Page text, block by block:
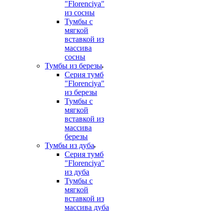
"Florenciya"
из сосны
Тумбы с
мягкой
вставкой из
массива
сосны
Тумбы из березы
Серия тумб
"Florenciya"
из березы
Тумбы с
мягкой
вставкой из
массива
березы
Тумбы из дуба
Серия тумб
"Florenciya"
из дуба
Тумбы с
мягкой
вставкой из
массива дуба